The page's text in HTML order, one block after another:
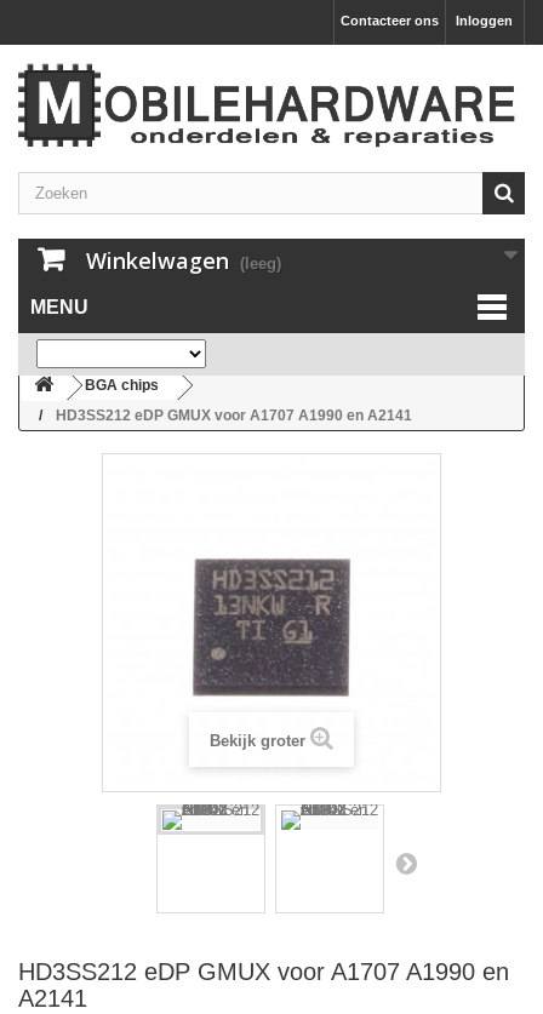
Inloggen
Contacteer ons
Winkelwagen (leeg)
MENU
BGA chips
HD3SS212 eDP GMUX voor A1707 A1990 en A2141
Bekijk groter
HD3SS212 eDP GMUX voor A1707 A1990 en
A2141